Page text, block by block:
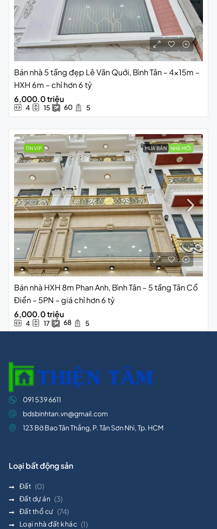
Bán nhà 5 tầng đẹp Lê Văn Quới, Bình Tân – 4x15m –
HXH 6m – chỉ hơn 6 tỷ
6,000.0 triệu
4 15 60 5
TIN VIP MUA BÁN NHÀ MỚI
Bán nhà HXH 8m Phan Anh, Bình Tân – 5 tầng Tân Cổ
Điển – 5PN – giá chỉ hơn 6 tỷ
6,000.0 triệu
4 17 68 5
091 539 6611
bdsbinhtan.vn@gmail.com
123 Bờ Bao Tân Thắng, P. Tân Sơn Nhì, Tp. HCM
Loại bất động sản
Đất (0)
Đất dự án (3)
Đất thổ cư (74)
Loại nhà đất khác (1)